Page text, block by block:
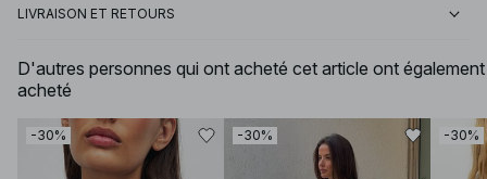
LIVRAISON ET RETOURS
D'autres personnes qui ont acheté cet article ont également
acheté
-30% -30% -30%